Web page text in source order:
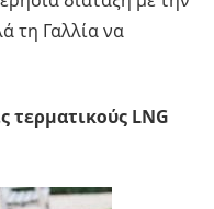
τη Γαλλία να
τερματικούς LNG